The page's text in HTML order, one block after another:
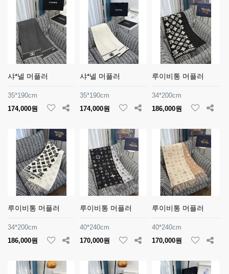
샤*넬 머플러
35*190cm
174,000원
샤*넬 머플러
35*190cm
174,000원
루이비통 머플러
34*200cm
186,000원
루이비통 머플러
34*200cm
186,000원
루이비통 머플러
40*240cm
170,000원
루이비통 머플러
40*240cm
170,000원